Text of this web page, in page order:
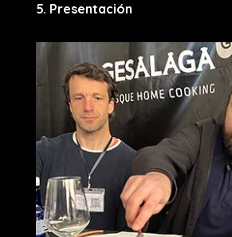
5. Presentación